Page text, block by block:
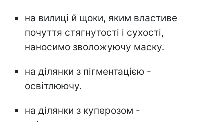
на вилиці й щоки, яким властиве
почуття стягнутості і сухості,
наносимо зволожуючу маску.
на ділянки з пігментацією -
освітлюючу.
на ділянки з куперозом -